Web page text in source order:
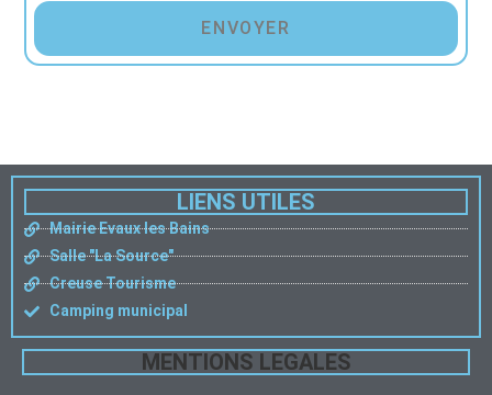
ENVOYER
MENTIONS LEGALES
LIENS UTILES
Mairie Evaux les Bains
Salle "La Source"
Creuse Tourisme
Camping municipal